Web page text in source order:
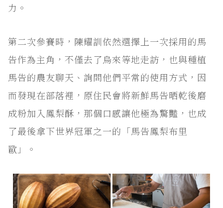
力。
第二次參賽時，陳耀訓依然選擇上一次採用的馬
告作為主角，不僅去了烏來等地走訪，也與種植
馬告的農友聊天、詢問他們平常的使用方式，因
而發現在部落裡，原住民會將新鮮馬告晒乾後磨
成粉加入鳳梨酥，那個口感讓他極為驚豔，也成
了最後拿下世界冠軍之一的「馬告鳳梨布里
歐」。